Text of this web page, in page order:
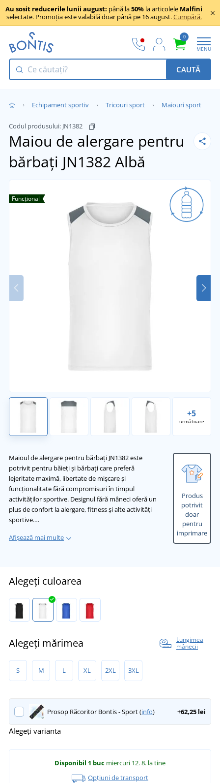
Au sosit reducerile lunii august: până la50% la articolele Malfini
selectate. Promoția este valabilă doar până pe 16 august.Cumpără.
0
MENU
CAUTĂ
Echipament sportiv Tricouri sport Maiouri sport
Codul produsului: JN1382
Maiou de alergare pentru
bărbați JN1382 Albă
+5
următoare
Funcțional
Maioul de alergare pentru bărbați JN1382 este
potrivit pentru băieți și bărbați care preferă
lejeritate maximă, libertate de mișcare și
funcționalitate fără compromisuri în timpul
activităților sportive. Designul fără mâneci oferă un
plus de confort la alergare, fitness și alte activități
sportive.…
Afișează mai multe
Produs
potrivit
doar
pentru
imprimare
Alegeți culoarea
Alegeți mărimea
Lungimea
mânecii
S M L XL 2XL 3XL
Prosop Răcoritor Bontis - Sport (info) +62,25 lei
Alegeți varianta
Disponibil 1 buc miercuri 12. 8. la tine
Opțiuni de transport